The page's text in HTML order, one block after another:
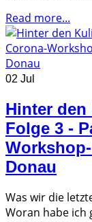
Read more...
02 Jul
Hinter
Folge 3 -
Donau
Was wir die
Woran habe ich